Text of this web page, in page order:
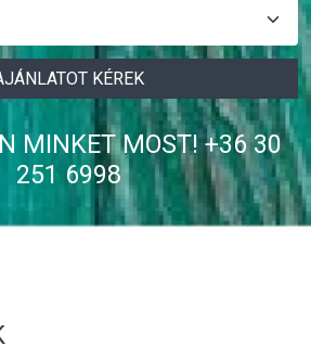
KÉREK
MINKET MOST! +36 30
251 6998